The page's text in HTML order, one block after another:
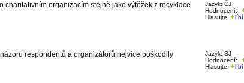
Jazyk: ČJ
Hodnocení:
Hlasujte:
líbí
organizacím stejně jako výtěžek z recyklace
Jazyk: SJ
Hodnocení:
Hlasujte:
líbí
respondentů a organizátorů nejvíce poškodily